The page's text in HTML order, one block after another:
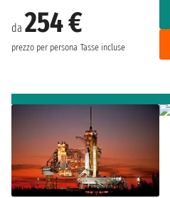
da 254 €
prezzo per persona Tasse incluse